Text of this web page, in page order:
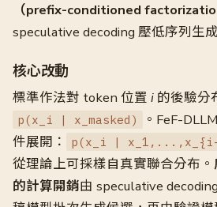
（prefix-conditioned
speculative decoding 壓低序列生
核心改動
標準作法對 token 位置 i 的後驗分
p(x_i | x_masked)
。FeF-
件展開：
p(x_i | x_1,...,x_{i-
從理論上可採樣自真實聯合分布。
的計算開銷由 speculative